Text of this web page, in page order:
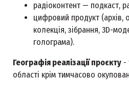
радіоконтент — подкаст,
цифровий продукт (архів,
колекція, зібрання, 3D-
голограма).
Географія реалізації проєкту -
області крім тимчасово